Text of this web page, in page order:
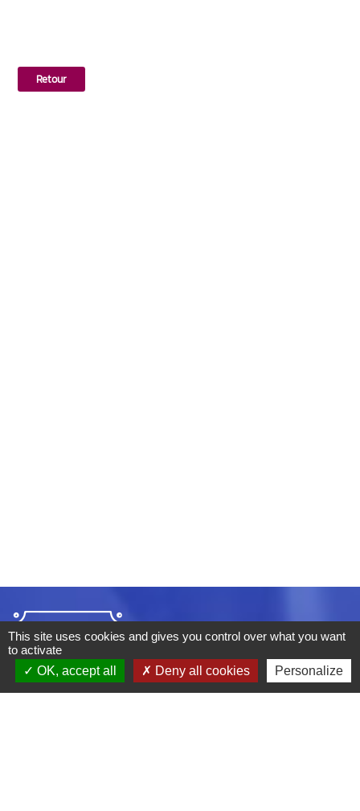
Retour
This site uses cookies and gives you control over what you want
to activate
OK, accept all
Deny all cookies Personalize